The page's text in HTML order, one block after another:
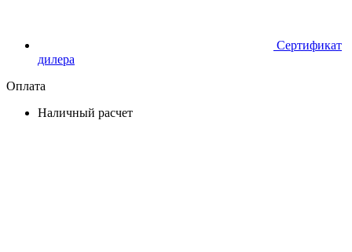
Сертификат
дилера
Оплата
Наличный расчет